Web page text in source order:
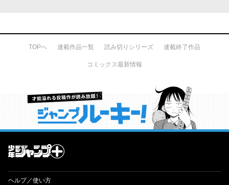
TOPへ 連載作品一覧 読み切りシリーズ 連載終了作品
コミックス最新情報
才能溢れる投稿作が読み放題！ ジャンプルーキー！
ヘルプ／使い方